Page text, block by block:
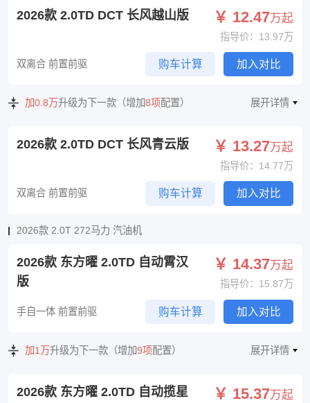
2026款 2.0TD DCT 长风越山版 ￥ 12.47万起
指导价：13.97万
双离合 前置前驱 购车计算 加入对比
加0.8万升级为下一款（增加8项配置） 展开详情
2026款 2.0TD DCT 长风青云版 ￥ 13.27万起
指导价：14.77万
双离合 前置前驱 购车计算 加入对比
2026款 2.0T 272马力 汽油机
2026款 东方曜 2.0TD 自动霄汉
版
￥ 14.37万起
指导价：15.87万
手自一体 前置前驱 购车计算 加入对比
加1万升级为下一款（增加9项配置） 展开详情
2026款 东方曜 2.0TD 自动揽星
￥ 15.37万起